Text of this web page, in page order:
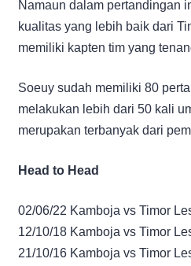
Namaun dalam pertandingan
kualitas yang lebih baik dari
memiliki kapten tim yang
Soeuy sudah memiliki 80
melakukan lebih dari 50 kali
merupakan terbanyak dari
Head to Head
02/06/22 Kamboja vs Timor
12/10/18 Kamboja vs Timor
21/10/16 Kamboja vs Timor